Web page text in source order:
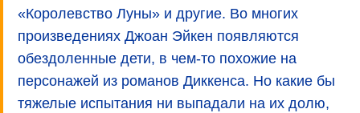
«Королевство Луны» и другие. Во многих
произведениях Джоан Эйкен появляются
обездоленные дети, в чем-то похожие на
персонажей из романов Диккенса. Но какие бы
тяжелые испытания ни выпадали на их долю,